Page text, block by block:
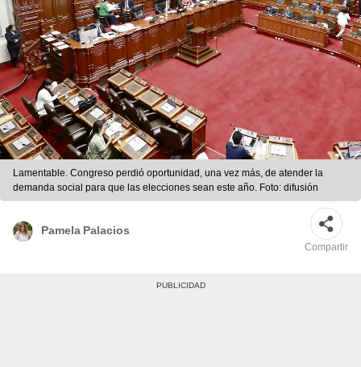
Lamentable. Congreso perdió oportunidad, una vez más, de atender la
demanda social para que las elecciones sean este año. Foto: difusión
Pamela Palacios
Compartir